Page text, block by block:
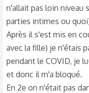
n'allait pas loin niveau
parties intimes ou
Après il s'est mis en
avec la fille) je n'étais
pendant le COVID, je
et donc il m'a bloqué.
En 2e on n'était pas